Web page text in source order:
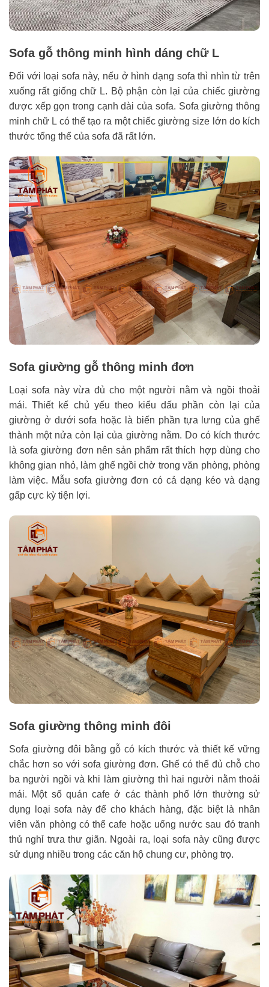
Sofa gỗ thông minh hình dáng chữ L
Đối với loại sofa này, nếu ở hình dạng sofa thì nhìn từ trên
xuống rất giống chữ L. Bộ phận còn lại của chiếc giường
được xếp gọn trong cạnh dài của sofa. Sofa giường thông
minh chữ L có thể tạo ra một chiếc giường size lớn do kích
thước tổng thể của sofa đã rất lớn.
Sofa giường gỗ thông minh đơn
Loại sofa này vừa đủ cho một người nằm và ngồi thoải
mái. Thiết kế chủ yếu theo kiểu dấu phần còn lại của
giường ở dưới sofa hoặc là biến phần tựa lưng của ghế
thành một nửa còn lại của giường nằm. Do có kích thước
là sofa giường đơn nên sản phẩm rất thích hợp dùng cho
không gian nhỏ, làm ghế ngồi chờ trong văn phòng, phòng
làm việc. Mẫu sofa giường đơn có cả dạng kéo và dạng
gấp cực kỳ tiện lợi.
Sofa giường thông minh đôi
Sofa giường đôi bằng gỗ có kích thước và thiết kế vững
chắc hơn so với sofa giường đơn. Ghế có thể đủ chỗ cho
ba người ngồi và khi làm giường thì hai người nằm thoải
mái. Một số quán cafe ở các thành phố lớn thường sử
dụng loại sofa này để cho khách hàng, đặc biệt là nhân
viên văn phòng có thể cafe hoặc uống nước sau đó tranh
thủ nghỉ trưa thư giãn. Ngoài ra, loại sofa này cũng được
sử dụng nhiều trong các căn hộ chung cư, phòng trọ.